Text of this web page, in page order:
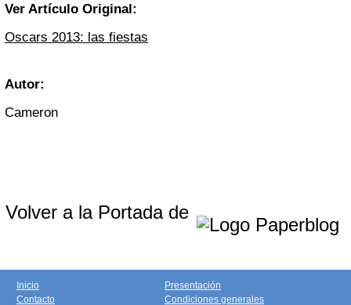
Ver Artículo Original:
Oscars 2013: las fiestas
Autor:
Cameron
Volver a la Portada de
Inicio
Contacto
Presentación
Condiciones generales